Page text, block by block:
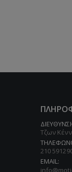
Τζων
210
EMAIL: